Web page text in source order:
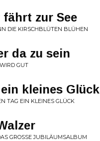
fährt zur See
DIE KIRSCHBLÜTEN BLÜHEN
da zu sein
GUT
kleines Glück
TAG EIN KLEINES GLÜCK
GROSSE JUBILÄUMSALBUM